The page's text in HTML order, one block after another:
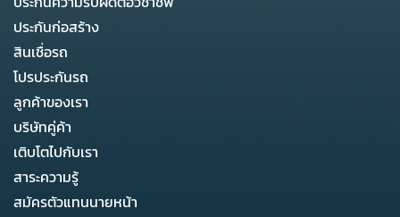
ประกันก่อสร้าง
สินเชื่อรถ
โปรประกันรถ
ลูกค้าของเรา
บริษัทคู่ค้า
เติบโตไปกับเรา
สาระความรู้
สมัครตัวแทนนายหน้า